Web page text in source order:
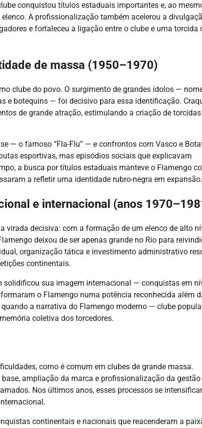
conquistou títulos estaduais importantes e, ao
A profissionalização também acelerou a
e fortaleceu a ligação entre o clube e uma torcida
de massa (1950–1970)
clube do povo. O surgimento de grandes ídolos —
e botequins — foi decisivo para essa identificação.
de grande atração, estimulando a criação de torcidas
— o famoso “Fla-Flu” — e confrontos com Vasco e
esportivas, mas episódios sociais que explicavam
a busca por títulos estaduais manteve o Flamengo
a refletir uma identidade rubro-negra em expansão.
e internacional (anos
virada decisiva: com a formação de um elenco de alto
deixou de ser apenas grande no Rio para
organização tática e investimento administrativo
continentais.
solidificou sua imagem internacional — conquistas em
o Flamengo numa potência reconhecida além
a narrativa do Flamengo moderno — clube
coletiva dos torcedores.
como é comum em clubes de grande massa.
ampliação da marca e profissionalização da gestão
Nos últimos anos, esses processos se
continentais e nacionais que reacenderam a